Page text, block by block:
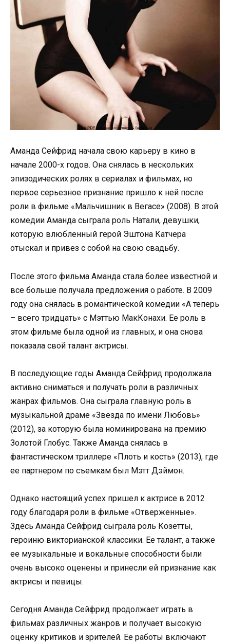
Аманда Сейфрид начала свою карьеру в кино в
начале 2000-х годов. Она снялась в нескольких
эпизодических ролях в сериалах и фильмах, но
первое серьезное признание пришло к ней после
роли в фильме «Мальчишник в Вегасе» (2008). В этой
комедии Аманда сыграла роль Натали, девушки,
которую влюбленный герой Эштона Катчера
отыскал и привез с собой на свою свадьбу.
После этого фильма Аманда стала более известной и
все больше получала предложения о работе. В 2009
году она снялась в романтической комедии «А теперь
– всего тридцать» с Мэттью МакКонахи. Ее роль в
этом фильме была одной из главных, и она снова
показала свой талант актрисы.
В последующие годы Аманда Сейфрид продолжала
активно сниматься и получать роли в различных
жанрах фильмов. Она сыграла главную роль в
музыкальной драме «Звезда по имени Любовь»
(2012), за которую была номинирована на премию
Золотой Глобус. Также Аманда снялась в
фантастическом триллере «Плоть и кость» (2013), где
ее партнером по съемкам был Мэтт Дэймон.
Однако настоящий успех пришел к актрисе в 2012
году благодаря роли в фильме «Отверженные».
Здесь Аманда Сейфрид сыграла роль Козетты,
героиню викторианской классики. Ее талант, а также
ее музыкальные и вокальные способности были
очень высоко оценены и принесли ей признание как
актрисы и певицы.
Сегодня Аманда Сейфрид продолжает играть в
фильмах различных жанров и получает высокую
оценку критиков и зрителей. Ее работы включают